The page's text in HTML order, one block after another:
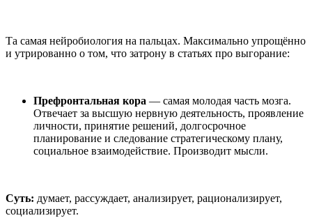
Та самая нейробиология на пальцах. Максимально упрощённо
и утрированно о том, что затрону в статьях про выгорание:
Префронтальная кора — самая молодая часть мозга.
Отвечает за высшую нервную деятельность, проявление
личности, принятие решений, долгосрочное
планирование и следование стратегическому плану,
социальное взаимодействие. Производит мысли.
Суть: думает, рассуждает, анализирует, рационализирует,
социализирует.